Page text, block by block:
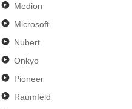
Medion
Microsoft
Nubert
Onkyo
Pioneer
Raumfeld